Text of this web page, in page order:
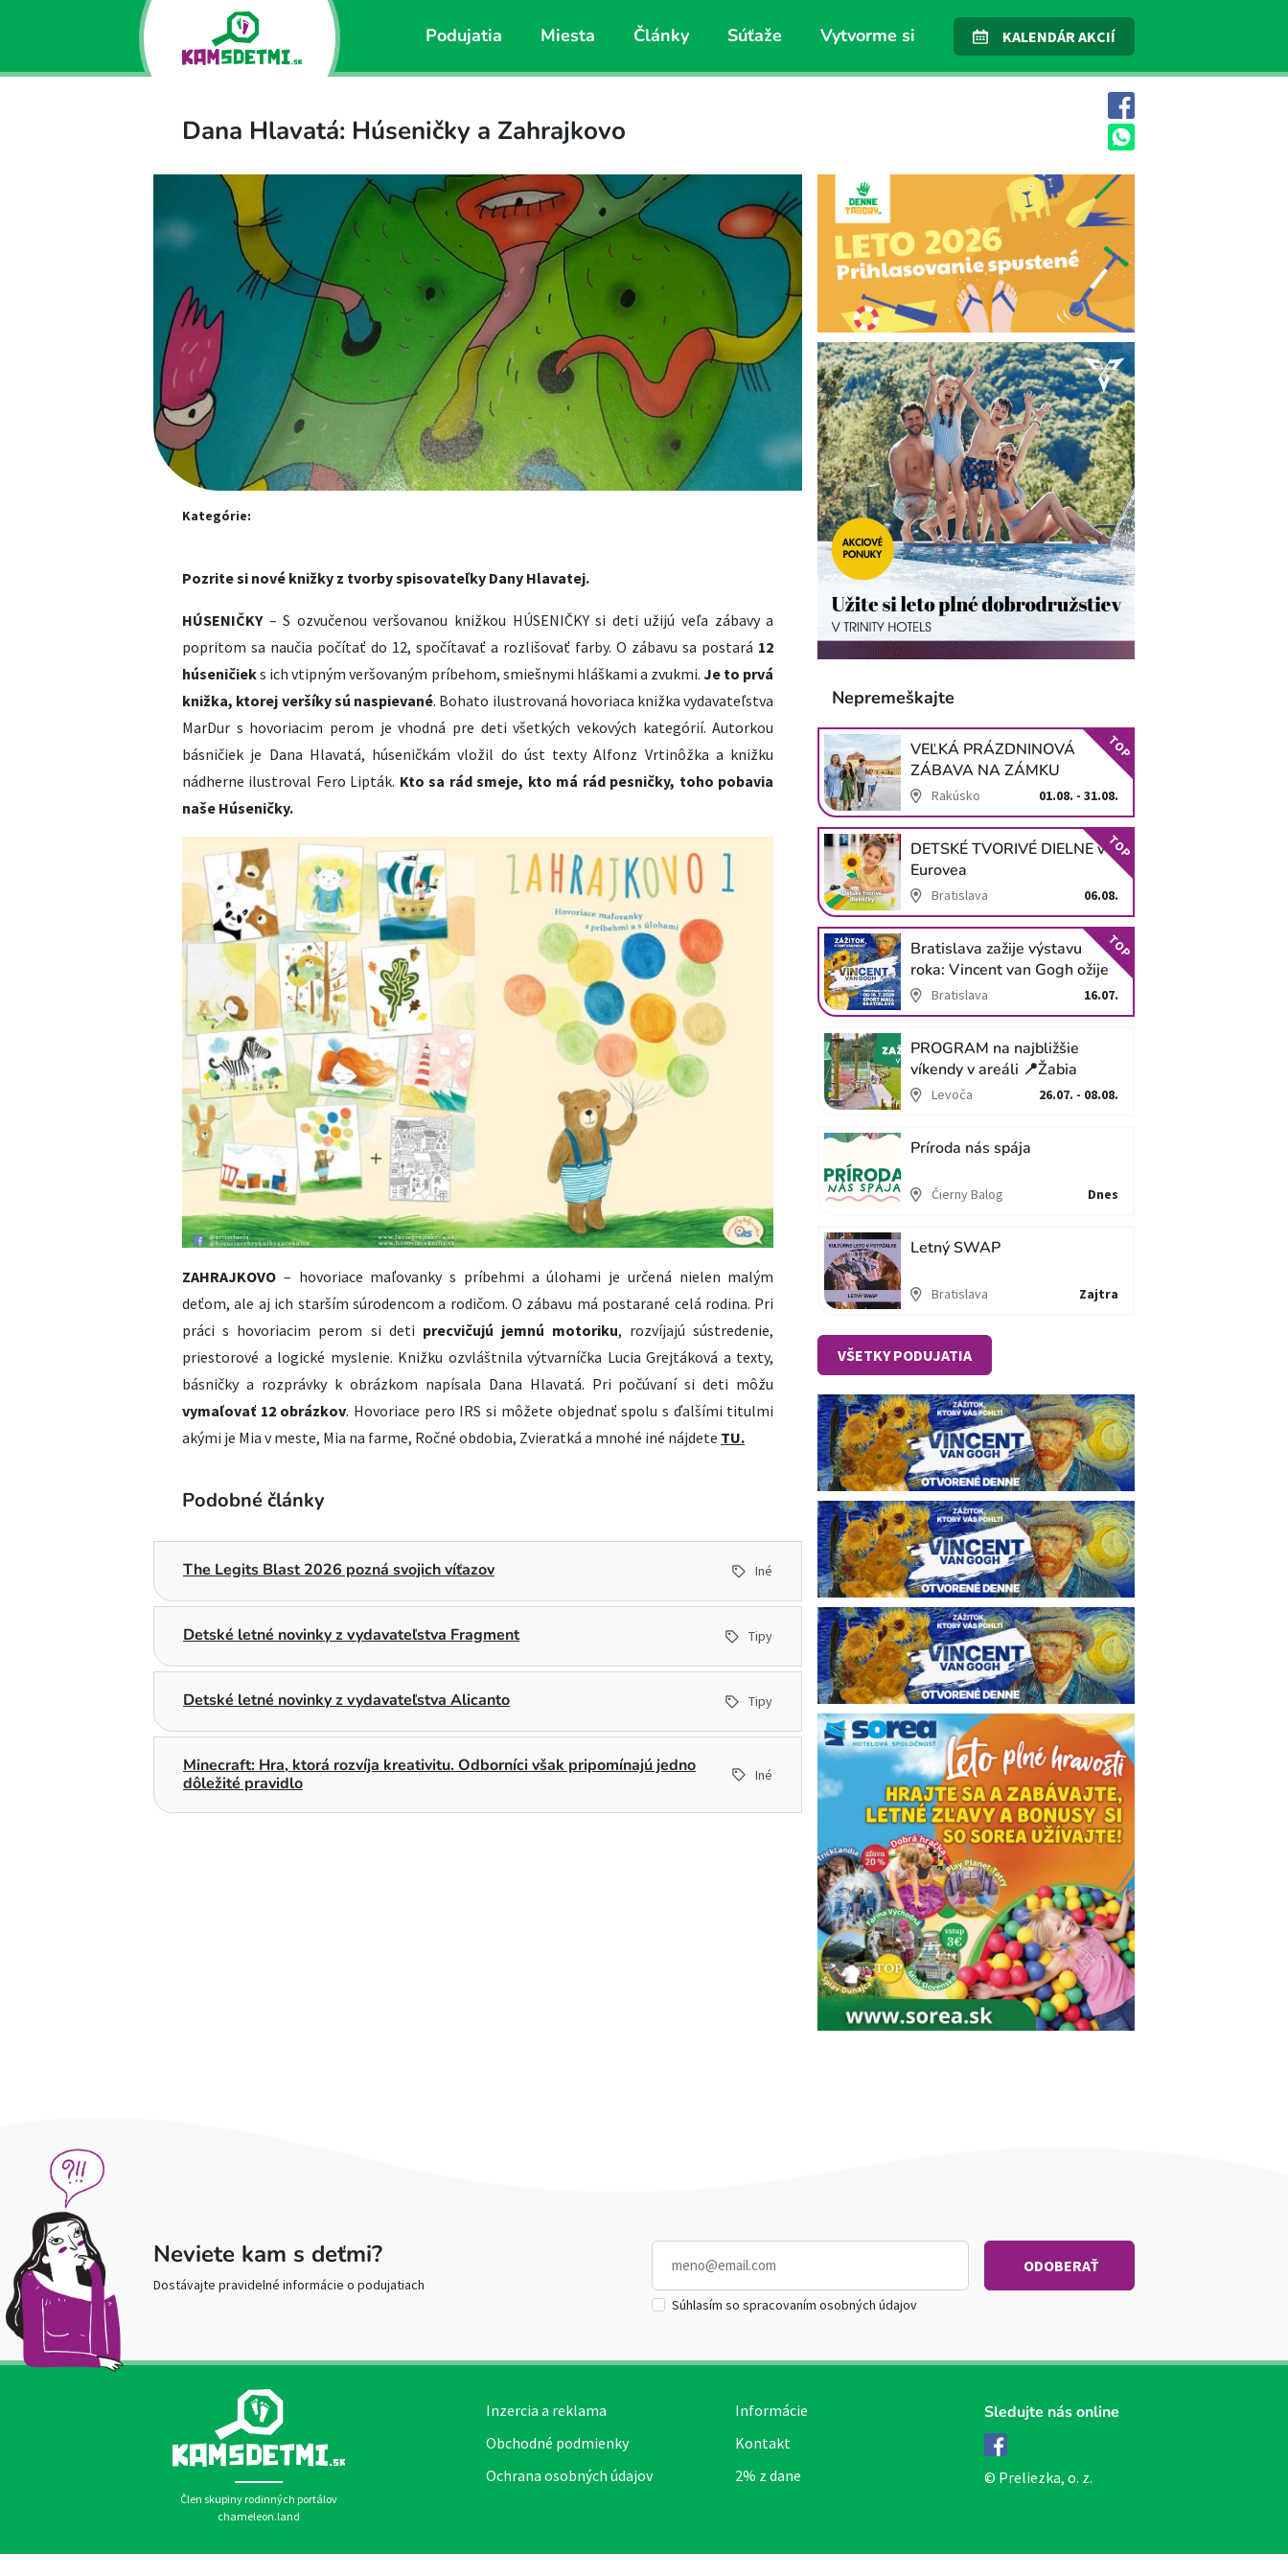
Podujatia Miesta Články Súťaže Vytvorme si KALENDÁR AKCIÍ
Dana Hlavatá: Húseničky a Zahrajkovo
Kategórie:
Pozrite si nové knižky z tvorby spisovateľky Dany Hlavatej.
HÚSENIČKY– S ozvučenou veršovanou knižkou HÚSENIČKY si deti užijú veľa zábavy a
popritom sa naučia počítať do 12, spočítavať a rozlišovať farby. O zábavu sa postará 12
húseničieks ich vtipným veršovaným príbehom, smiešnymi hláškami a zvukmi.Je to prvá
knižka, ktorej veršíky sú naspievané. Bohato ilustrovaná hovoriaca knižka vydavateľstva
MarDur s hovoriacim perom je vhodná pre deti všetkých vekových kategórií. Autorkou
básničiek je Dana Hlavatá, húseničkám vložil do úst texty Alfonz Vrtinôžka a knižku
nádherne ilustroval Fero Lipták. Kto sa rád smeje, kto má rád pesničky, toho pobavia
naše Húseničky.
ZAHRAJKOVO – hovoriace maľovanky s príbehmi a úlohami je určená nielen malým
deťom, ale aj ich starším súrodencom a rodičom. O zábavu má postarané celá rodina. Pri
práci s hovoriacim perom si deti precvičujú jemnú motoriku, rozvíjajú sústredenie,
priestorové a logické myslenie. Knižku ozvláštnila výtvarníčka Lucia Grejtáková a texty,
básničky a rozprávky k obrázkom napísala Dana Hlavatá. Pri počúvaní si deti môžu
vymaľovať 12 obrázkov. Hovoriace pero IRS si môžete objednať spolu s ďalšími titulmi
akými je Mia v meste, Mia na farme, Ročné obdobia, Zvieratká a mnohé iné nájdete TU.
Podobné články
The Legits Blast 2026 pozná svojich víťazov Iné
Detské letné novinky z vydavateľstva Fragment Tipy
Detské letné novinky z vydavateľstva Alicanto Tipy
Minecraft: Hra, ktorá rozvíja kreativitu. Odborníci však pripomínajú jedno
dôležité pravidlo
Iné
Nepremeškajte
VEĽKÁ PRÁZDNINOVÁ
ZÁBAVA NA ZÁMKU
SCHLOSS HOF
Rakúsko 01.08. - 31.08.
TOP
DETSKÉ TVORIVÉ DIELNE v
Eurovea
Bratislava 06.08.
TOP
Bratislava zažije výstavu
roka: Vincent van Gogh ožije
v unikátnej imerzívnej šou!
Bratislava 16.07.
TOP
PROGRAM na najbližšie
víkendy v areáli 📍Žabia
cestaLevoča 26.07. - 08.08.
Príroda nás spája
Čierny Balog Dnes
Letný SWAP
Bratislava Zajtra
VŠETKY PODUJATIA
Neviete kam s deťmi?
Dostávajte pravidelné informácie o podujatiach
Súhlasím so spracovaním osobných údajov
Člen skupiny rodinných portálov
chameleon.land
Inzercia a reklama
Obchodné podmienky
Ochrana osobných údajov
Informácie
Kontakt
2% z dane
Sledujte nás online
© Preliezka, o. z.